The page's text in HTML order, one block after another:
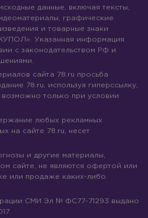
данные, включая тексты,
графические
и товарные знаки
Указанная информация
с законодательством РФ и
сайта 78.ru просьба
78.ru, используя гиперссылку,
возможно только при условии
любых рекламных
на сайте 78.ru, несет
и другие материалы,
сайте, не являются офертой или
или продаже каких-либо
СМИ Эл № ФС77-71293 выдано